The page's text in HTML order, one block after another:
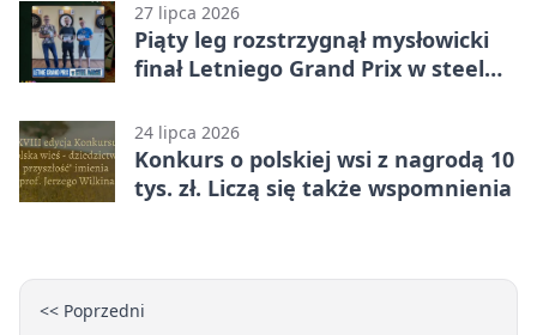
27 lipca 2026
Piąty leg rozstrzygnął mysłowicki
finał Letniego Grand Prix w steel
24 lipca 2026
Konkurs o polskiej wsi z nagrodą 10
tys. zł. Liczą się także wspomnienia
<< Poprzedni